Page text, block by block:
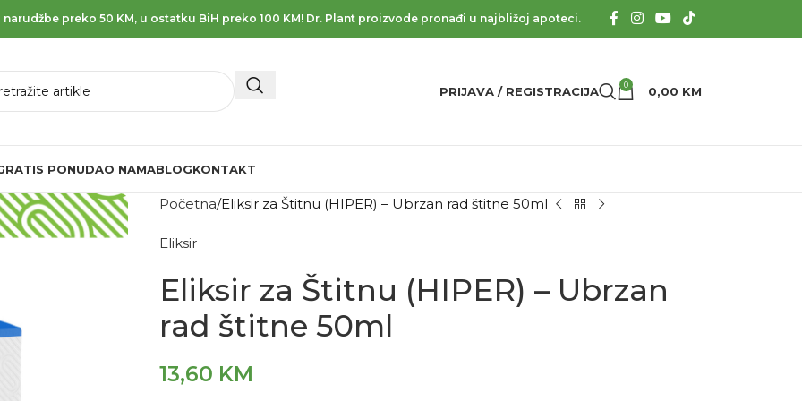
preko 50 KM, u ostatku BiH preko 100 KM! Dr. Plant proizvode pronađi u najbližoj apoteci.
PRIJAVA / REGISTRACIJA 0 0,00 KM
PONUDAO NAMABLOGKONTAKT
Početna Eliksir za Štitnu (HIPER) – Ubrzan rad štitne 50ml
Eliksir
Eliksir za Štitnu (HIPER) – Ubrzan
rad štitne 50ml
13,60 KM